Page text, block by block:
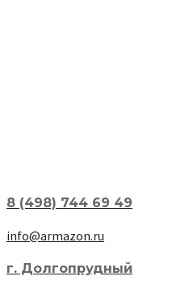
8 (498) 744 69 49
info@armazon.ru
г. Долгопрудный